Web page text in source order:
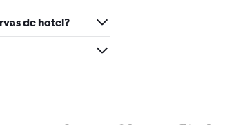
de hotel?